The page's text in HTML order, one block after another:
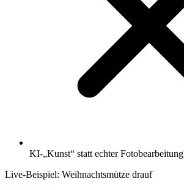
KI-„Kunst“ statt echter Fotobearbeitung
Live-Beispiel: Weihnachtsmütze drauf